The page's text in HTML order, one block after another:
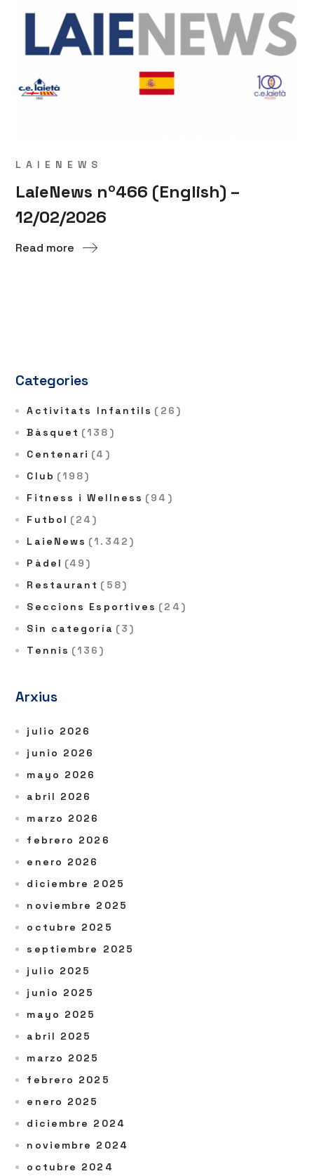
LAIENEWS
LaieNews nº466 (English) –
12/02/2026
Read more
Categories
Activitats Infantils (26)
Bàsquet (138)
Centenari (4)
Club (198)
Fitness i Wellness (94)
Futbol (24)
LaieNews (1.342)
Pàdel (49)
Restaurant (58)
Seccions Esportives (24)
Sin categoría (3)
Tennis (136)
Arxius
julio 2026
junio 2026
mayo 2026
abril 2026
marzo 2026
febrero 2026
enero 2026
diciembre 2025
noviembre 2025
octubre 2025
septiembre 2025
julio 2025
junio 2025
mayo 2025
abril 2025
marzo 2025
febrero 2025
enero 2025
diciembre 2024
noviembre 2024
octubre 2024